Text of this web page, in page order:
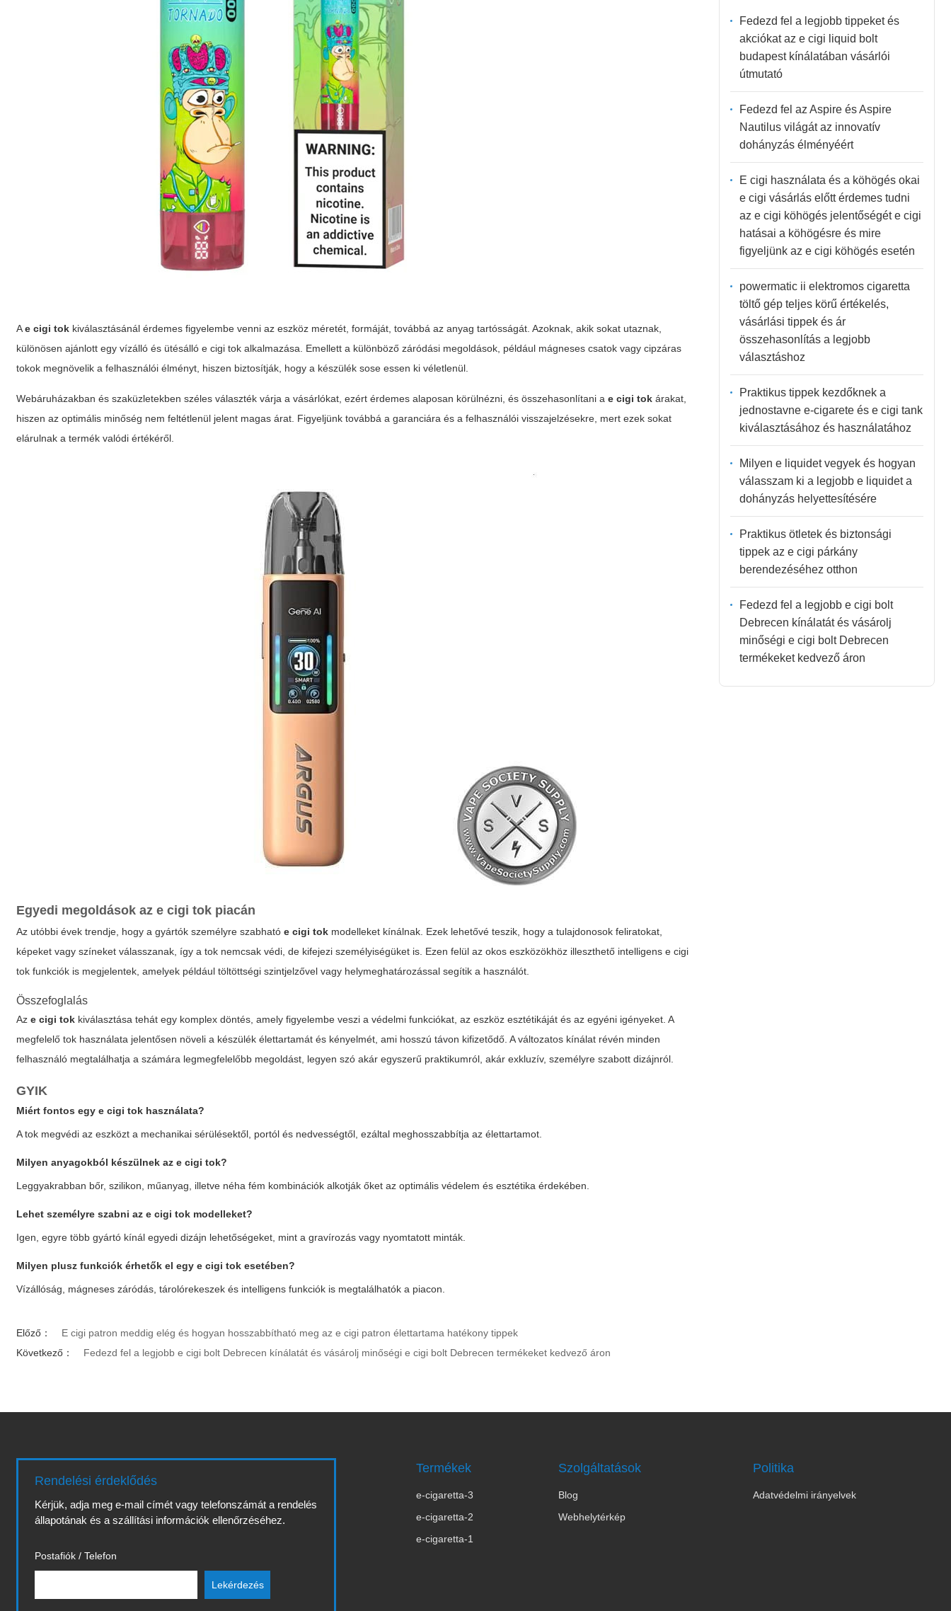
Ae cigi tok kiválasztásánál érdemes figyelembe venni az eszköz méretét, formáját, továbbá az anyag tartósságát. Azoknak, akik sokat utaznak,
különösen ajánlott egyvízálló és ütésálló e cigi tok alkalmazása. Emellett a különböző záródási megoldások, például mágneses csatok vagy cipzáras
tokok megnövelik a felhasználói élményt, hiszen biztosítják, hogy a készülék sose essen ki véletlenül.
Webáruházakban és szaküzletekben széles választék várja a vásárlókat, ezért érdemes alaposan körülnézni, és összehasonlítani ae cigi tok árakat,
hiszen az optimális minőség nem feltétlenül jelent magas árat. Figyeljünk továbbá a garanciára és a felhasználói visszajelzésekre, mert ezek sokat
elárulnak a termék valódi értékéről.
Egyedi megoldások aze cigi tok piacán
Az utóbbi évek trendje, hogy a gyártók személyre szabhatóe cigi tok modelleket kínálnak. Ezek lehetővé teszik, hogy a tulajdonosok feliratokat,
képeket vagy színeket válasszanak, így a tok nemcsak védi, de kifejezi személyiségüket is. Ezen felül az okos eszközökhöz illeszthető intelligens e cigi
tok funkciók is megjelentek, amelyek például töltöttségi szintjelzővel vagy helymeghatározással segítik a használót.
Összefoglalás
Aze cigi tok kiválasztása tehát egy komplex döntés, amely figyelembe veszi a védelmi funkciókat, az eszköz esztétikáját és az egyéni igényeket. A
megfelelő tok használata jelentősen növeli a készülék élettartamát és kényelmét, ami hosszú távon kifizetődő. A változatos kínálat révén minden
felhasználó megtalálhatja a számára legmegfelelőbb megoldást, legyen szó akár egyszerű praktikumról, akár exkluzív, személyre szabott dizájnról.
GYIK
Miért fontos egye cigi tok használata?
A tok megvédi az eszközt a mechanikai sérülésektől, portól és nedvességtől, ezáltal meghosszabbítja az élettartamot.
Milyen anyagokból készülnek aze cigi tok?
Leggyakrabban bőr, szilikon, műanyag, illetve néha fém kombinációk alkotják őket az optimális védelem és esztétika érdekében.
Lehet személyre szabni aze cigi tok modelleket?
Igen, egyre több gyártó kínál egyedi dizájn lehetőségeket, mint a gravírozás vagy nyomtatott minták.
Milyen plusz funkciók érhetők el egye cigi tok esetében?
Vízállóság, mágneses záródás, tárolórekeszek és intelligens funkciók is megtalálhatók a piacon.
Előző：
E cigi patron meddig elég és hogyan hosszabbítható meg az e cigi patron élettartama hatékony tippek
Következő：
Fedezd fel a legjobb e cigi bolt Debrecen kínálatát és vásárolj minőségi e cigi bolt Debrecen termékeket kedvező áron
Fedezd fel a legjobb tippeket és
akciókat az e cigi liquid bolt
budapest kínálatában vásárlói
útmutató
Fedezd fel az Aspire és Aspire
Nautilus világát az innovatív
dohányzás élményéért
E cigi használata és a köhögés okai
e cigi vásárlás előtt érdemes tudni
az e cigi köhögés jelentőségét e cigi
hatásai a köhögésre és mire
figyeljünk az e cigi köhögés esetén
powermatic ii elektromos cigaretta
töltő gép teljes körű értékelés,
vásárlási tippek és ár
összehasonlítás a legjobb
választáshoz
Praktikus tippek kezdőknek a
jednostavne e-cigarete és e cigi tank
kiválasztásához és használatához
Milyen e liquidet vegyek és hogyan
válasszam ki a legjobb e liquidet a
dohányzás helyettesítésére
Praktikus ötletek és biztonsági
tippek az e cigi párkány
berendezéséhez otthon
Fedezd fel a legjobb e cigi bolt
Debrecen kínálatát és vásárolj
minőségi e cigi bolt Debrecen
termékeket kedvező áron
Rendelési érdeklődés
Kérjük, adja meg e-mail címét vagy telefonszámát a rendelés
állapotának és a szállítási információk ellenőrzéséhez.
Postafiók / Telefon
Termékek
e-cigaretta-3
e-cigaretta-2
e-cigaretta-1
Szolgáltatások
Blog
Webhelytérkép
Politika
Adatvédelmi irányelvek